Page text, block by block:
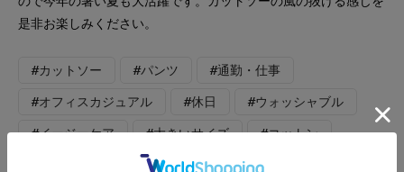
是非お楽しみください。
#カットソー #パンツ #通勤・仕事
#オフィスカジュアル #休日 #ウォッシャブル
#イージーケア #大きいサイズ #コットン
#カジュアル #新作